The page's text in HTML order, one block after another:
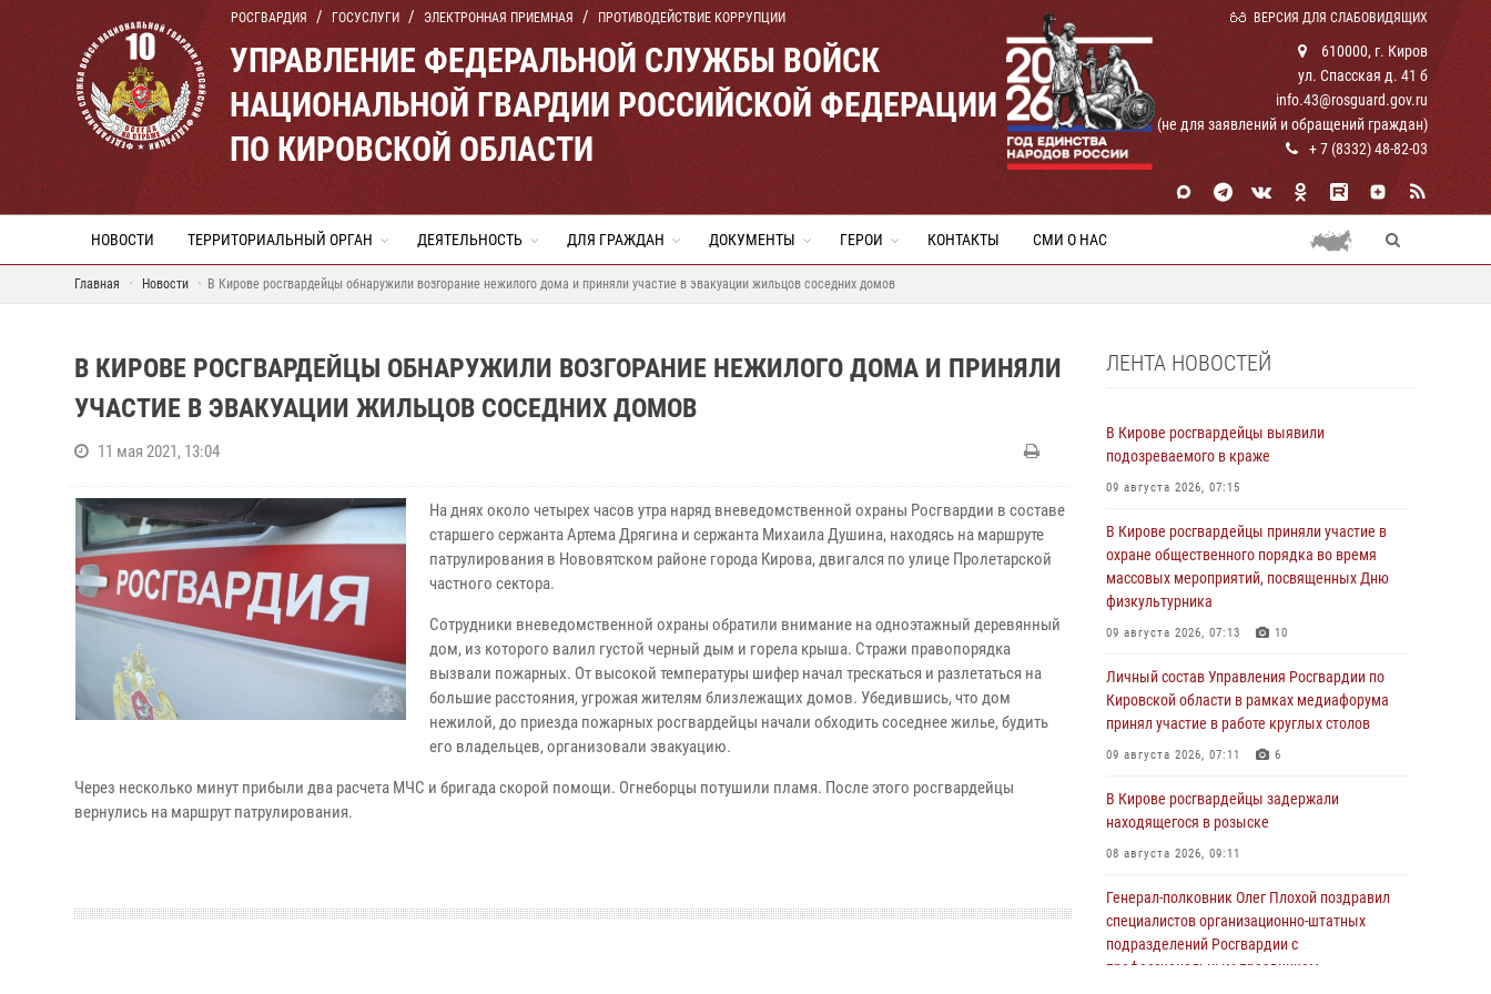
РОСГВАРДИЯ ГОСУСЛУГИ ЭЛЕКТРОННАЯ ПРИЕМНАЯ ПРОТИВОДЕЙСТВИЕ КОРРУПЦИИ ВЕРСИЯ ДЛЯ СЛАБОВИДЯЩИХ
УПРАВЛЕНИЕ ФЕДЕРАЛЬНОЙ СЛУЖБЫ ВОЙСК
НАЦИОНАЛЬНОЙ ГВАРДИИ РОССИЙСКОЙ ФЕДЕРАЦИИ
ПО КИРОВСКОЙ ОБЛАСТИ
610000, г. Киров
ул. Спасская д. 41 б
info.43@rosguard.gov.ru
(не для заявлений и обращений граждан)
+ 7 (8332) 48-82-03
НОВОСТИ ТЕРРИТОРИАЛЬНЫЙ ОРГАН ДЕЯТЕЛЬНОСТЬ ДЛЯ ГРАЖДАН ДОКУМЕНТЫ ГЕРОИ КОНТАКТЫ СМИ О НАС
Главная Новости В Кирове росгвардейцы обнаружили возгорание нежилого дома и приняли участие в эвакуации жильцов соседних домов
В КИРОВЕ РОСГВАРДЕЙЦЫ ОБНАРУЖИЛИ ВОЗГОРАНИЕ НЕЖИЛОГО ДОМА И ПРИНЯЛИ
УЧАСТИЕ В ЭВАКУАЦИИ ЖИЛЬЦОВ СОСЕДНИХ ДОМОВ
11 мая 2021, 13:04
На днях около четырех часов утра наряд вневедомственной охраны Росгвардии в составе
старшего сержанта Артема Дрягина и сержанта Михаила Душина, находясь на маршруте
патрулирования в Нововятском районе города Кирова, двигался по улице Пролетарской
частного сектора.
Сотрудники вневедомственной охраны обратили внимание на одноэтажный деревянный
дом, из которого валил густой черный дым и горела крыша. Стражи правопорядка
вызвали пожарных. От высокой температуры шифер начал трескаться и разлетаться на
большие расстояния, угрожая жителям близлежащих домов. Убедившись, что дом
нежилой, до приезда пожарных росгвардейцы начали обходить соседнее жилье, будить
его владельцев, организовали эвакуацию.
Через несколько минут прибыли два расчета МЧС и бригада скорой помощи. Огнеборцы потушили пламя. После этого росгвардейцы
вернулись на маршрут патрулирования.
ЛЕНТА НОВОСТЕЙ
В Кирове росгвардейцы выявили
подозреваемого в краже
09 августа 2026, 07:15
В Кирове росгвардейцы приняли участие в
охране общественного порядка во время
массовых мероприятий, посвященных Дню
физкультурника
09 августа 2026, 07:13 10
Личный состав Управления Росгвардии по
Кировской области в рамках медиафорума
принял участие в работе круглых столов
09 августа 2026, 07:11 6
В Кирове росгвардейцы задержали
находящегося в розыске
08 августа 2026, 09:11
Генерал-полковник Олег Плохой поздравил
специалистов организационно-штатных
подразделений Росгвардии с
профессиональным праздником